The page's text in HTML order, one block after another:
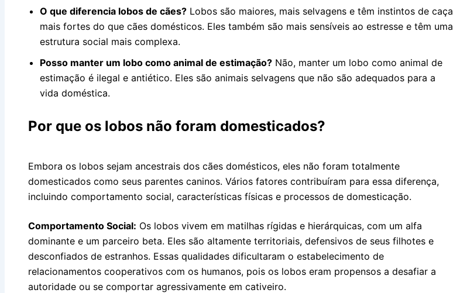
O que diferencia lobos de cães? Lobos são maiores, mais selvagens e têm instintos de caça
mais fortes do que cães domésticos. Eles também são mais sensíveis ao estresse e têm uma
estrutura social mais complexa.
Posso manter um lobo como animal de estimação? Não, manter um lobo como animal de
estimação é ilegal e antiético. Eles são animais selvagens que não são adequados para a
vida doméstica.
Por que os lobos não foram domesticados?
Embora os lobos sejam ancestrais dos cães domésticos, eles não foram totalmente
domesticados como seus parentes caninos. Vários fatores contribuíram para essa diferença,
incluindo comportamento social, características físicas e processos de domesticação.
Comportamento Social: Os lobos vivem em matilhas rígidas e hierárquicas, com um alfa
dominante e um parceiro beta. Eles são altamente territoriais, defensivos de seus filhotes e
desconfiados de estranhos. Essas qualidades dificultaram o estabelecimento de
relacionamentos cooperativos com os humanos, pois os lobos eram propensos a desafiar a
autoridade ou se comportar agressivamente em cativeiro.